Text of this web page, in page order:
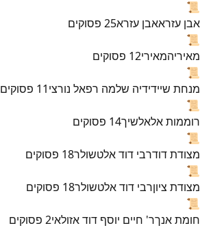
📜
אבן עזראאבן עזרא25 פסוקים
📜
מאיריהמאירי12 פסוקים
📜
מנחת שיידידיה שלמה רפאל נורצי11 פסוקים
📜
רוממות אלאלשיך14 פסוקים
📜
מצודת דודרבי דוד אלטשולר18 פסוקים
📜
מצודת ציוןרבי דוד אלטשולר18 פסוקים
📜
חומת אנךר' חיים יוסף דוד אזולאי2 פסוקים